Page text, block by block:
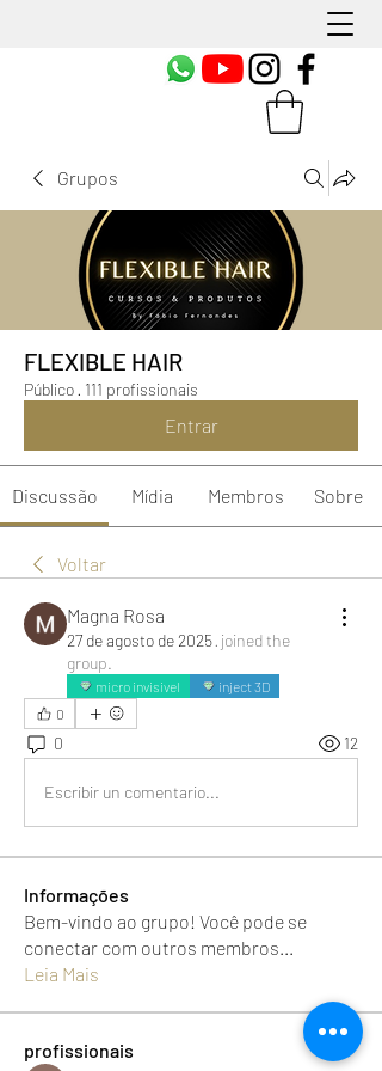
Grupos
FLEXIBLE HAIR
Público · 111 profissionais
Entrar
Discussão Mídia Membros Sobre
Voltar
Magna Rosa
27 de agosto de 2025· joined the
group.
micro invisivel
inject 3D
0
0 12
Escribir un comentario...
Informações
Bem-vindo ao grupo! Você pode se
conectar com outros membros...
Leia Mais
profissionais